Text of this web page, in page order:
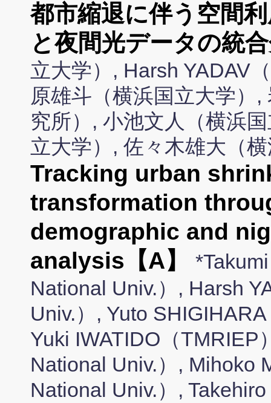
都市縮退に伴う空間
と夜間光データの統
立大学）, Harsh YADAV
原雄斗（横浜国立大学）
究所）, 小池文人（横浜
立大学）, 佐々木雄大（
Tracking urban
transformation
demographic and
analysis【A】
National Univ.）, Harsh
Univ.）, Yuto
Yuki IWATIDO（TMRIEP
National Univ.）, Mihoko
National Univ.）,